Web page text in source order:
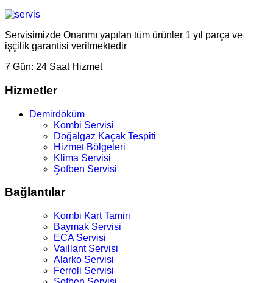
Servisimizde Onarımı yapılan tüm ürünler 1 yıl parça ve
işçilik garantisi verilmektedir
7 Gün: 24 Saat Hizmet
Hizmetler
Demirdöküm
Kombi Servisi
Doğalgaz Kaçak Tespiti
Hizmet Bölgeleri
Klima Servisi
Şofben Servisi
Bağlantılar
Kombi Kart Tamiri
Baymak Servisi
ECA Servisi
Vaillant Servisi
Alarko Servisi
Ferroli Servisi